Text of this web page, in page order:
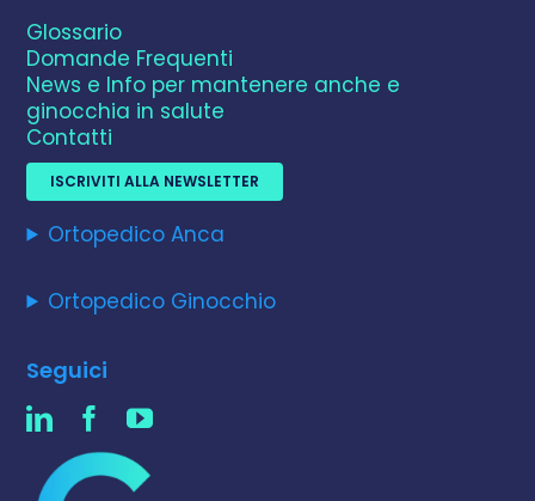
Glossario
Domande Frequenti
News e Info per mantenere anche e
ginocchia in salute
Contatti
ISCRIVITI ALLA NEWSLETTER
Ortopedico Anca
Ortopedico Ginocchio
Seguici